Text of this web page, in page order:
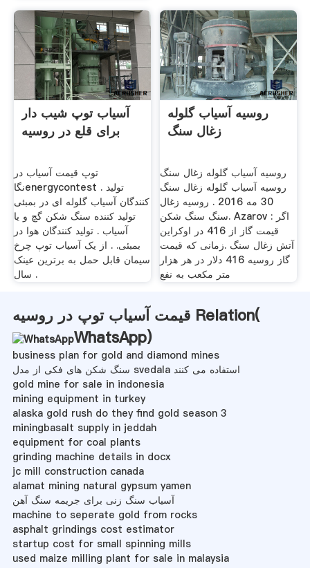
آسیاب توپ شیب دار
برای قلع در روسیه
توپ قیمت آسیاب در
نگاenergycontest . تولید
کنندگان آسیاب گلوله ای در بمبئی
تولید کننده سنگ شکن گچ و یا
آسیاب . تولید کنندگان هوا در
بمبئی. . از یک آسیاب توپ چرخ
سیمان قابل حمل به برترین عینک
سال .
روسیه آسیاب گلوله
زغال سنگ
روسیه آسیاب گلوله زغال سنگ
روسیه آسیاب گلوله زغال سنگ
30 مه 2016 . روسیه زغال
سنگ سنگ شکن. Azarov : اگر
قیمت گاز از 416 در اوکراین
آتش زغال سنگ .زمانی که قیمت
گاز روسیه 416 دلار در هر هزار
متر مکعب به نفع
قیمت آسیاب توپ در روسیه Relation(
WhatsApp)
business plan for gold and diamond mines
سنگ شکن های فکی از مدل svedala استفاده می کنند
gold mine for sale in indonesia
mining equipment in turkey
alaska gold rush do they find gold season 3
miningbasalt supply in jeddah
equipment for coal plants
grinding machine details in docx
jc mill construction canada
alamat mining natural gypsum yamen
آسیاب سنگ زنی برای جریمه سنگ آهن
machine to seperate gold from rocks
asphalt grindings cost estimator
startup cost for small spinning mills
used maize milling plant for sale in malaysia